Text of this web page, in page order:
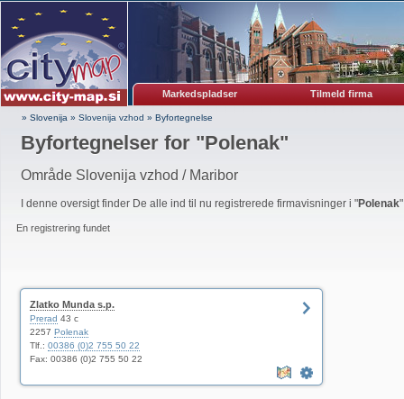
Markedspladser Tilmeld firma
» Slovenija » Slovenija vzhod » Byfortegnelse
Byfortegnelser for "Polenak"
Område Slovenija vzhod / Maribor
I denne oversigt finder De alle ind til nu registrerede firmavisninger i "Polenak
En registrering fundet
Zlatko Munda s.p.
Prerad 43 c
2257 Polenak
Tlf.: 00386 (0)2 755 50 22
Fax: 00386 (0)2 755 50 22